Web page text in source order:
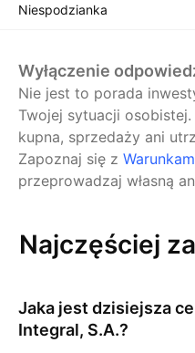
Niespodzianka
Wyłączenie
Nie jest to porada
Twojej sytuacji
kupna, sprzedaży ani
Zapoznaj się z
przeprowadzaj własną
Najczęściej
Jaka jest dzisiejsza
Integral, S.A.?